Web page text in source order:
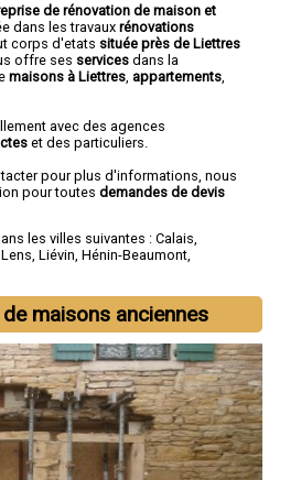
de rénovation de maison et
dans les travaux rénovations
corps d'etats située près de Liettres
offre ses services dans la
maisons à Liettres appartements
avec des agences
et des particuliers.
pour plus d'informations, nous
pour toutes demandes de devis
les villes suivantes : Calais,
Lens, Liévin, Hénin-Beaumont,
maisons anciennes